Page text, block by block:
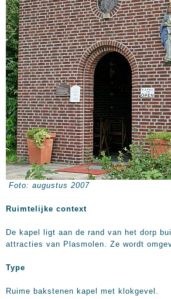
Foto: augustus 2007
Ruimtelijke context
De kapel ligt aan de rand van het dorp
attracties van Plasmolen. Ze wordt
Type
Ruime bakstenen kapel met klokgevel.